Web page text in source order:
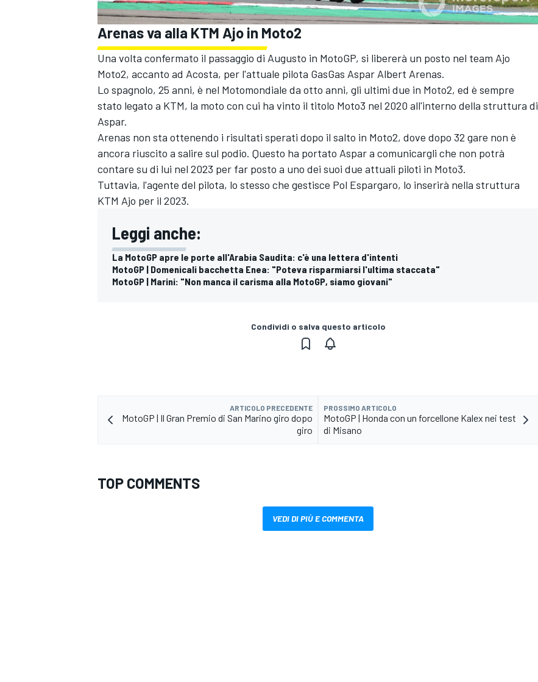
MONOMARCA
Arenas va alla KTM Ajo in Moto2
Una volta confermato il passaggio di Augusto in MotoGP, si libererà un posto nel team Ajo
Moto2, accanto ad Acosta, per l'attuale pilota GasGas Aspar Albert Arenas.
Lo spagnolo, 25 anni, è nel Motomondiale da otto anni, gli ultimi due in Moto2, ed è sempre
stato legato a KTM, la moto con cui ha vinto il titolo Moto3 nel 2020 all'interno della struttura di
Aspar.
Arenas non sta ottenendo i risultati sperati dopo il salto in Moto2, dove dopo 32 gare non è
ancora riuscito a salire sul podio. Questo ha portato Aspar a comunicargli che non potrà
contare su di lui nel 2023 per far posto a uno dei suoi due attuali piloti in Moto3.
Tuttavia, l'agente del pilota, lo stesso che gestisce Pol Espargaro, lo inserirà nella struttura
KTM Ajo per il 2023.
Leggi anche:
La MotoGP apre le porte all'Arabia Saudita: c'è una lettera d'intenti
MotoGP | Domenicali bacchetta Enea: "Poteva risparmiarsi l'ultima staccata"
MotoGP | Marini: "Non manca il carisma alla MotoGP, siamo giovani"
Condividi o salva questo articolo
ARTICOLO PRECEDENTE
MotoGP | Il Gran Premio di San Marino giro dopo
giro
PROSSIMO ARTICOLO
MotoGP | Honda con un forcellone Kalex nei test
di Misano
TOP COMMENTS
VEDI DI PIÙ E COMMENTA